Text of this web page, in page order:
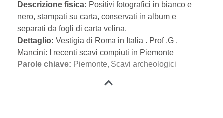
Descrizione fisica: Positivi fotografici in bianco e
nero, stampati su carta, conservati in album e
separati da fogli di carta velina.
Dettaglio: Vestigia di Roma in Italia . Prof .G .
Mancini: I recenti scavi compiuti in Piemonte
Parole chiave: Piemonte, Scavi archeologici